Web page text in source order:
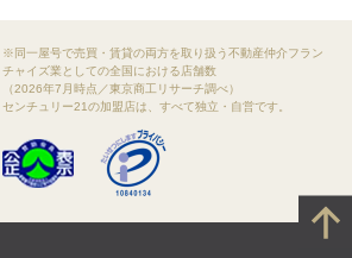
※同一屋号で売買・賃貸の両方を取り扱う不動産仲介フラン
チャイズ業としての全国における店舗数
（2026年7月時点／東京商工リサーチ調べ）
センチュリー21の加盟店は、すべて独立・自営です。